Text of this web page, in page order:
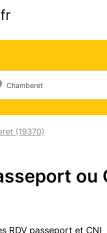
(19370)
ou
RDV passeport et CNI